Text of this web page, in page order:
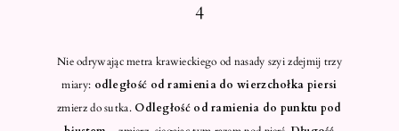
4
Nie odrywając metra krawieckiego od nasady szyi zdejmij trzy
miary: odległość od ramienia do wierzchołka piersi
zmierz do sutka. Odległość od ramienia do punktu pod